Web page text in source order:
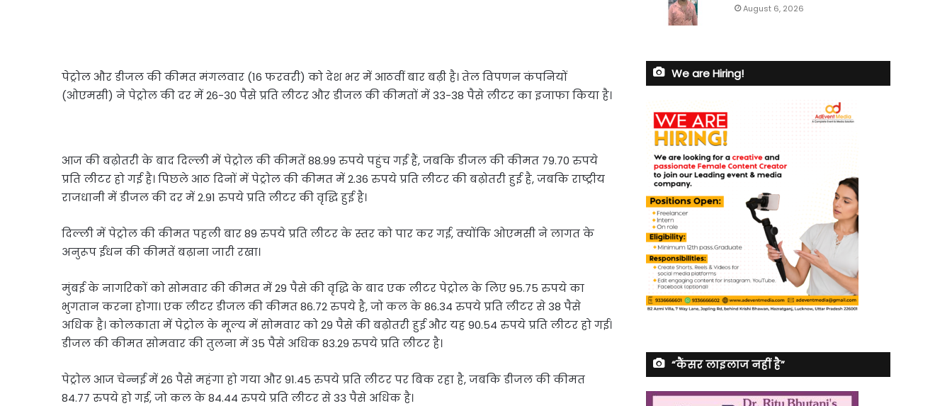
पेट्रोल और डीजल की कीमत मंगलवार (16 फरवरी) को देश भर में आठवीं बार बढ़ी है। तेल विपणन कंपनियों
(ओएमसी) ने पेट्रोल की दर में 26-30 पैसे प्रत‍ि लीटर और डीजल की कीमतों में 33-38 पैसे लीटर का इजाफा किया है।
आज की बढ़ोतरी के बाद दिल्ली में पेट्रोल की कीमतें 88.99 रुपये पहुंच गई हैं, जबकि डीजल की कीमत 79.70 रुपये
प्रति लीटर हो गई है। पिछले आठ दिनों में पेट्रोल की कीमत में 2.36 रुपये प्रति लीटर की बढ़ोतरी हुई है, जबकि राष्ट्रीय
राजधानी में डीजल की दर में 2.91 रुपये प्रति लीटर की वृद्धि हुई है।
दिल्ली में पेट्रोल की कीमत पहली बार 89 रुपये प्रति लीटर के स्तर को पार कर गई, क्योंकि ओएमसी ने लागत के
अनुरूप ईंधन की कीमतें बढ़ाना जारी रखा।
मुंबई के नागरिकों को सोमवार की कीमत में 29 पैसे की वृद्धि के बाद एक लीटर पेट्रोल के लिए 95.75 रुपये का
भुगतान करना होगा। एक लीटर डीजल की कीमत 86.72 रुपये है, जो कल के 86.34 रुपये प्रति लीटर से 38 पैसे
अधिक है। कोलकाता में पेट्रोल के मूल्य में सोमवार को 29 पैसे की बढ़ोतरी हुई और यह 90.54 रुपये प्रति लीटर हो गई।
डीजल की कीमत सोमवार की तुलना में 35 पैसे अधिक 83.29 रुपये प्रति लीटर है।
पेट्रोल आज चेन्नई में 26 पैसे महंगा हो गया और 91.45 रुपये प्रति लीटर पर बिक रहा है, जबकि डीजल की कीमत
84.77 रुपये हो गई, जो कल के 84.44 रुपये प्रति लीटर से 33 पैसे अधिक है।
August 6, 2026
We are Hiring!
“कैंसर लाइलाज नहीं है”